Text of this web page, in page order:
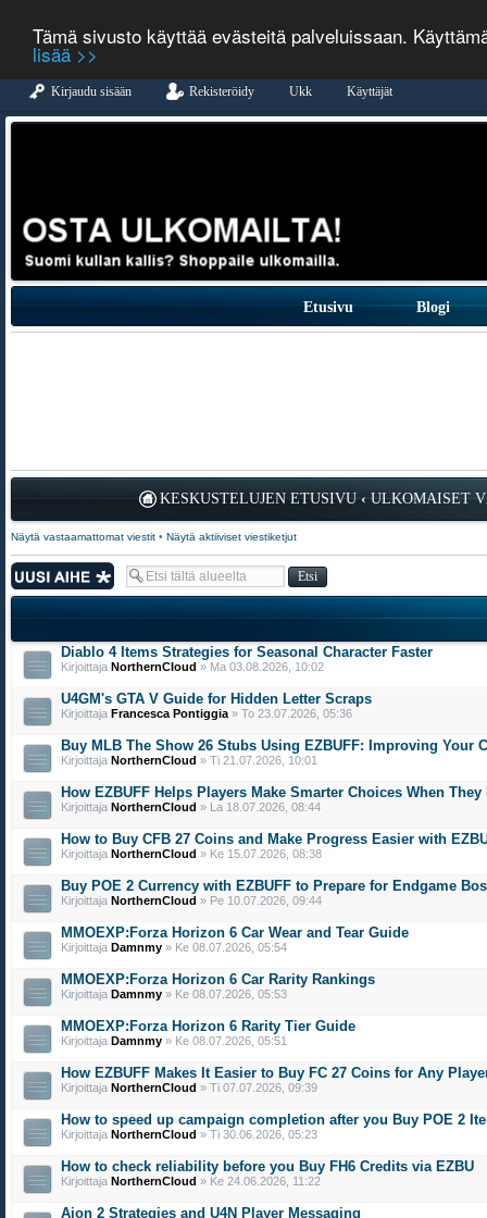
Tämä sivusto käyttää evästeitä palveluissaan.
lisää >>
Kirjaudu sisään Rekisteröidy Ukk Käyttäjät
Etusivu Blogi
KESKUSTELUJEN ETUSIVU ‹ ULKOMAISET
Näytä vastaamattomat viestit • Näytä aktiiviset viestiketjut
Lähetä uusi viesti
Diablo 4 Items Strategies for Seasonal Character Faster
Kirjoittaja NorthernCloud » Ma 03.08.2026, 10:02
U4GM's GTA V Guide for Hidden Letter Scraps
Kirjoittaja Francesca Pontiggia » To 23.07.2026, 05:36
Buy MLB The Show 26 Stubs Using EZBUFF: Improving Your
Kirjoittaja NorthernCloud » Ti 21.07.2026, 10:01
How EZBUFF Helps Players Make Smarter Choices When They
Kirjoittaja NorthernCloud » La 18.07.2026, 08:44
How to Buy CFB 27 Coins and Make Progress Easier with
Kirjoittaja NorthernCloud » Ke 15.07.2026, 08:38
Buy POE 2 Currency with EZBUFF to Prepare for Endgame
Kirjoittaja NorthernCloud » Pe 10.07.2026, 09:44
MMOEXP:Forza Horizon 6 Car Wear and Tear Guide
Kirjoittaja Damnmy » Ke 08.07.2026, 05:54
MMOEXP:Forza Horizon 6 Car Rarity Rankings
Kirjoittaja Damnmy » Ke 08.07.2026, 05:53
MMOEXP:Forza Horizon 6 Rarity Tier Guide
Kirjoittaja Damnmy » Ke 08.07.2026, 05:51
How EZBUFF Makes It Easier to Buy FC 27 Coins for Any
Kirjoittaja NorthernCloud » Ti 07.07.2026, 09:39
How to speed up campaign completion after you Buy POE 2
Kirjoittaja NorthernCloud » Ti 30.06.2026, 05:23
How to check reliability before you Buy FH6 Credits via EZBU
Kirjoittaja NorthernCloud » Ke 24.06.2026, 11:22
Aion 2 Strategies and U4N Player Messaging